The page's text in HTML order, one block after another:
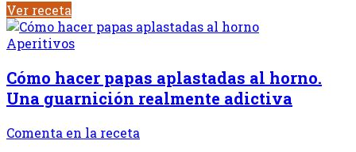
Ver receta
Aperitivos
Cómo hacer papas aplastadas al horno.
Una guarnición realmente adictiva
Comenta en la receta